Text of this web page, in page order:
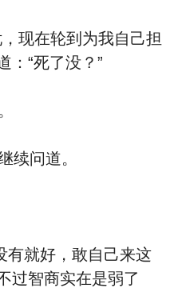
在轮到为我自己担
：“死了没？”
问道。
就好，敢自己来这
过智商实在是弱了